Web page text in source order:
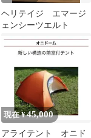
ヘリテイジ エマージ
ェンシーツエルト
現在 ¥45,000
アライテント オニド